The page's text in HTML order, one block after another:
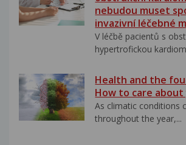
nebudou muset
invazivní léčebné
V léčbě pacientů s
hypertrofickou
Health and the
How to care
As climatic conditions
throughout the year,...